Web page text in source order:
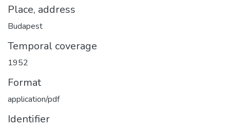
Place, address
Budapest
Temporal coverage
1952
Format
application/pdf
Identifier